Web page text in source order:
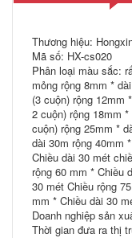
Thương hiệu:
Mã số: HX-cs020
Phân loại màu sắc:
mỏng rộng 8mm *
(3 cuộn) rộng 12mm
2 cuộn) rộng 18mm
cuộn) rộng 25mm *
dài 30m rộng 40mm
Chiều dài 30 mét
rộng 60 mm * Chiều
30 mét Chiều rộng
mm * Chiều dài 30
Doanh nghiệp sản
Thời gian đưa ra thị